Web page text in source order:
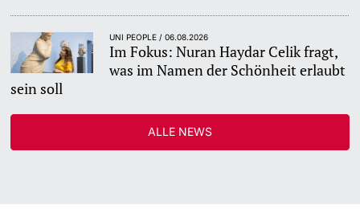
UNI PEOPLE / 06.08.2026
Im Fokus: Nuran Haydar Celik fragt,
was im Namen der Schönheit erlaubt
sein soll
ALLE NEWS